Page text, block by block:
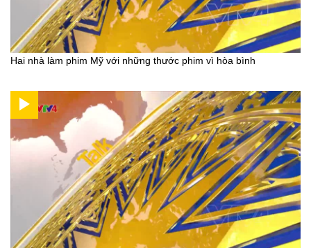
Hai nhà làm phim Mỹ với những thước phim vì hòa bình